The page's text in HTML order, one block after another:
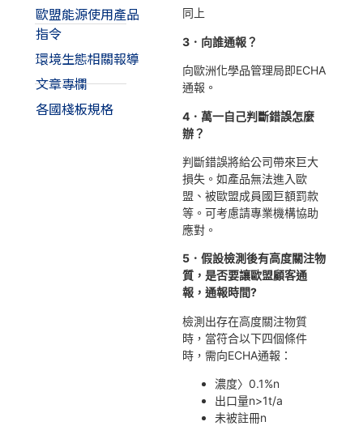
歐盟能源使用產品
指令
環境生態相關報導
文章專欄
各國棧板規格
同上
3．向誰通報？
向歐洲化學品管理局即ECHA
通報。
4．萬一自己判斷錯誤怎麼
辦？
判斷錯誤將給公司帶來巨大
損失。如產品無法進入歐
盟、被歐盟成員國巨額罰款
等。可考慮請專業機構協助
應對。
5．假設檢測後有高度關注物
質，是否要讓歐盟顧客通
報，通報時間?
檢測出存在高度關注物質
時，當符合以下四個條件
時，需向ECHA通報：
濃度〉0.1%n
出口量n>1t/a
未被註冊n